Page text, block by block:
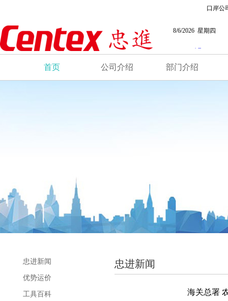
口岸公
8/6/2026 星期四
首页 公司介绍 部门介绍
忠进新闻
优势运价
工具百科
忠进新闻
海关总署